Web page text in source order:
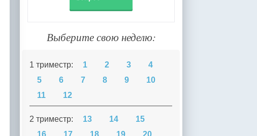
Выберите свою неделю:
1 триместр: 1 2 3
4
5
6 7 8 9
10
11
12
2 триместр: 13 14
15
16
17 18 19
20